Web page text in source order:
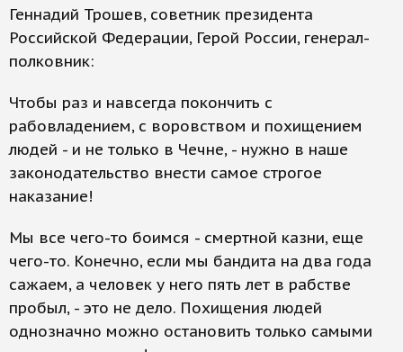
Геннадий Трошев, советник президента
Российской Федерации, Герой России, генерал-
полковник:
Чтобы раз и навсегда покончить с
рабовладением, с воровством и похищением
людей - и не только в Чечне, - нужно в наше
законодательство внести самое строгое
наказание!
Мы все чего-то боимся - смертной казни, еще
чего-то. Конечно, если мы бандита на два года
сажаем, а человек у него пять лет в рабстве
пробыл, - это не дело. Похищения людей
однозначно можно остановить только самыми